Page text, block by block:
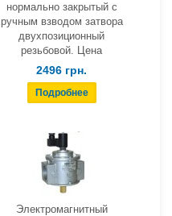
нормально закрытый с
ручным взводом затвора
двухпозиционный
резьбовой. Цена
2496 грн.
Электромагнитный